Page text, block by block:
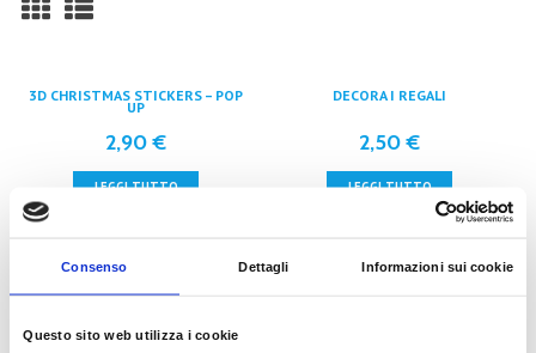
Consenso Dettagli Informazioni sui cookie
Questo sito web utilizza i cookie
3D CHRISTMAS STICKERS – POP
UP
2,90€
LEGGI TUTTO
DECORA I REGALI
2,50€
LEGGI TUTTO